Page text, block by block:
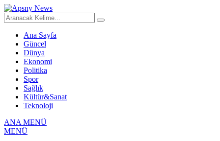
Ana Sayfa
Güncel
Dünya
Ekonomi
Politika
Spor
Sağlık
Kültür&Sanat
Teknoloji
ANA MENÜ
MENÜ